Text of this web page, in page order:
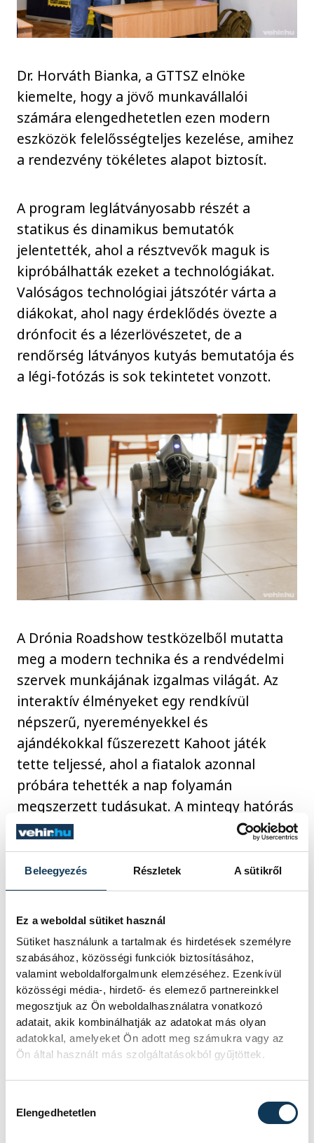
Beleegyezés Részletek A sütikről
Ez a weboldal sütiket használ
Sütiket használunk a tartalmak és hirdetések személyre
szabásához, közösségi funkciók biztosításához,
valamint weboldalforgalmunk elemzéséhez. Ezenkívül
közösségi média-, hirdető- és elemező partnereinkkel
megosztjuk az Ön weboldalhasználatra vonatkozó
adatait, akik kombinálhatják az adatokat más olyan
adatokkal, amelyeket Ön adott meg számukra vagy az
Ön által használt más szolgáltatásokból gyűjtöttek.
Elengedhetetlen
Dr. Horváth Bianka, a GTTSZ elnöke
kiemelte, hogy a jövő munkavállalói
számára elengedhetetlen ezen modern
eszközök felelősségteljes kezelése, amihez
a rendezvény tökéletes alapot biztosít.
A program leglátványosabb részét a
statikus és dinamikus bemutatók
jelentették, ahol a résztvevők maguk is
kipróbálhatták ezeket a technológiákat.
Valóságos technológiai játszótér várta a
diákokat, ahol nagy érdeklődés övezte a
drónfocit és a lézerlövészetet, de a
rendőrség látványos kutyás bemutatója és
a légi-fotózás is sok tekintetet vonzott.
A Drónia Roadshow testközelből mutatta
meg a modern technika és a rendvédelmi
szervek munkájának izgalmas világát. Az
interaktív élményeket egy rendkívül
népszerű, nyereményekkel és
ajándékokkal fűszerezett Kahoot játék
tette teljessé, ahol a fiatalok azonnal
próbára tehették a nap folyamán
megszerzett tudásukat. A mintegy hatórás
kaland bebizonyította, hogy az innováció
világa mindenki számára tartogat
izgalmakat, a szervezők pedig a diákok
visszajelzéseire építve folytatják
hamarosan a lendületes országos körutat.
közélet
Pannon Egyetem
tudomány
fiatalok
jövő
drón
Drónia Roadshow
FOTÓS